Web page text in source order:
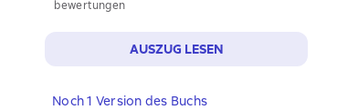
bewertungen
AUSZUG LESEN
Noch 1 Version des Buchs